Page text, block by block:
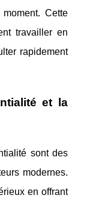
Cette
travailler en
rapidement
et la
sont des
modernes.
en offrant